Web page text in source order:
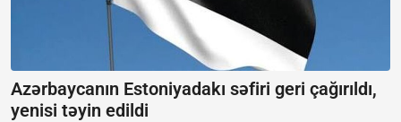
Azərbaycanın Estoniyadakı səfiri geri çağırıldı,
yenisi təyin edildi